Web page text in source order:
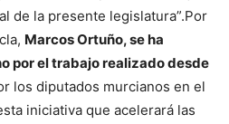
de la presente legislatura”.Por
Marcos Ortuño, se ha
por el trabajo realizado desde
los diputados murcianos en el
iniciativa que acelerará las